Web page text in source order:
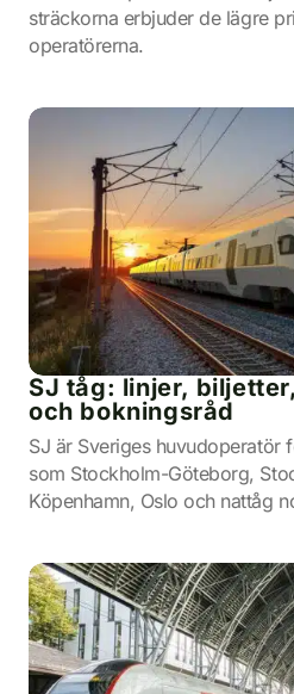
sträckorna erbjuder de lägre
operatörerna.
SJ tåg: linjer,
och bokningsråd
SJ är Sveriges huvudoperatör
som Stockholm-Göteborg,
Köpenhamn, Oslo och nattåg